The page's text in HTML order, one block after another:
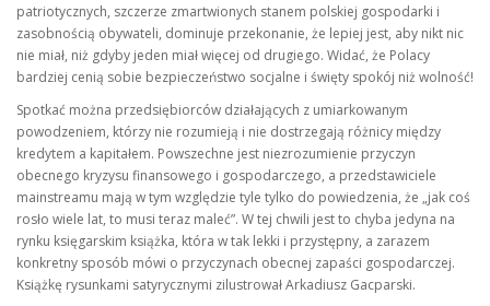
patriotycznych, szczerze zmartwionych stanem polskiej gospodarki i
zasobnością obywateli, dominuje przekonanie, że lepiej jest, aby nikt nic
nie miał, niż gdyby jeden miał więcej od drugiego. Widać, że Polacy
bardziej cenią sobie bezpieczeństwo socjalne i święty spokój niż wolność!
Spotkać można przedsiębiorców działających z umiarkowanym
powodzeniem, którzy nie rozumieją i nie dostrzegają różnicy między
kredytem a kapitałem. Powszechne jest niezrozumienie przyczyn
obecnego kryzysu finansowego i gospodarczego, a przedstawiciele
mainstreamu mają w tym względzie tyle tylko do powiedzenia, że „jak coś
rosło wiele lat, to musi teraz maleć”. W tej chwili jest to chyba jedyna na
rynku księgarskim książka, która w tak lekki i przystępny, a zarazem
konkretny sposób mówi o przyczynach obecnej zapaści gospodarczej.
Książkę rysunkami satyrycznymi zilustrował Arkadiusz Gacparski.